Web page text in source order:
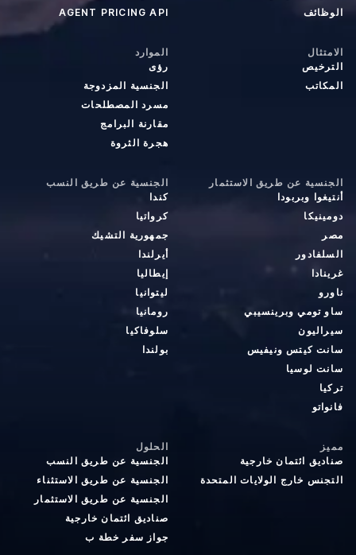
الوظائف
AGENT PRICING API
الامتثال
الترخيص
المكاتب
الموارد
رؤى
الجنسية المزدوجة
مسرد المصطلحات
مقارنة البرامج
هجرة الثروة
الجنسية عن طريق الاستثمار
أنتيغوا وبربودا
دومينيكا
مصر
السلفادور
غرينادا
ناورو
ساو تومي وبرينسيبي
سيراليون
سانت كيتس ونيفيس
سانت لوسيا
تركيا
فانواتو
الجنسية عن طريق النسب
كندا
كرواتيا
جمهورية التشيك
أيرلندا
إيطاليا
ليتوانيا
رومانيا
سلوفاكيا
بولندا
مميز
صناديق ائتمان خارجية
التجنس خارج الولايات المتحدة
الحلول
الجنسية عن طريق النسب
الجنسية عن طريق الاستثناء
الجنسية عن طريق الاستثمار
صناديق ائتمان خارجية
جواز سفر خطة ب